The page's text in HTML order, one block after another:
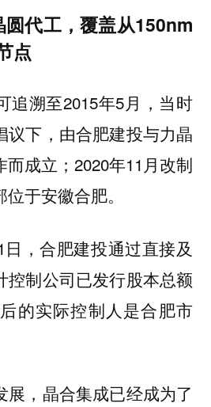
代工，覆盖从150nm
点
追溯至2015年5月，当时
议下，由合肥建投与力晶
成立；2020年11月改制
于安徽合肥。
，合肥建投通过直接及
控制公司已发行股本总额
的实际控制人是合肥市
展，晶合集成已经成为了